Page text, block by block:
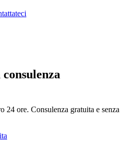
24 ore. Consulenza gratuita e senza